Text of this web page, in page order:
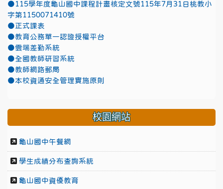
●115學年度龜山國中課程計畫核定文號115年7月31日桃教小
字第1150071410號
●正式課表
●教育公務單一認證授權平台
●雲端差勤系統
●全國教師研習系統
●教師網路郵局
●本校資通安全管理實施原則
校園網站
龜山國中午餐網
學生成績分布查詢系統
龜山國中資優教育